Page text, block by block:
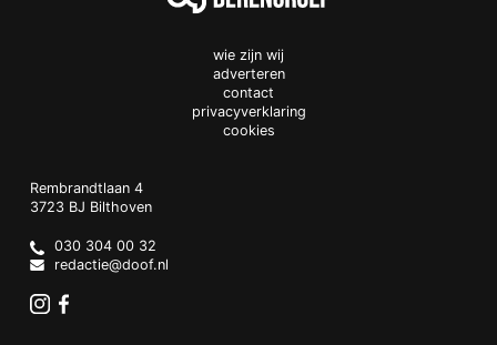
wie zijn wij
adverteren
contact
privacyverklaring
cookies
Doof.nl
work
Rembrandtlaan 4
3723 BJ Bilthoven
Netherlands
030 304 00 32
redactie@doof.nl